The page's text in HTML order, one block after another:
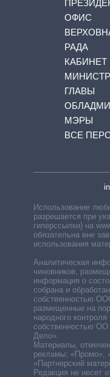
ОФИС
РАДА
КАБИНЕТ
ГЛАВЫ
МЭРЫ
ВСЕ
Использование
разрешается при
гиперссылки) на
обязательна вне
использования
Аналитическая
чиновников,
информация о
собрана и
собственностью
размещенные на
народного
собственностью ОО
Дело».
Материалы,
рекламы: «Промо»,
«Партнерский
Редакция не несет